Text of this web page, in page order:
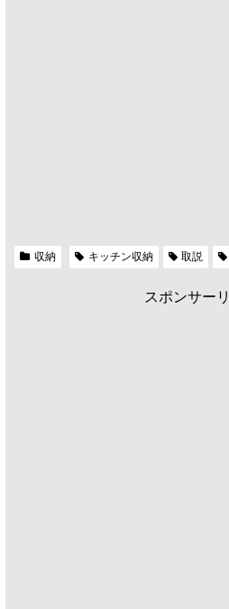
収納 キッチン収納 取説
スポンサー